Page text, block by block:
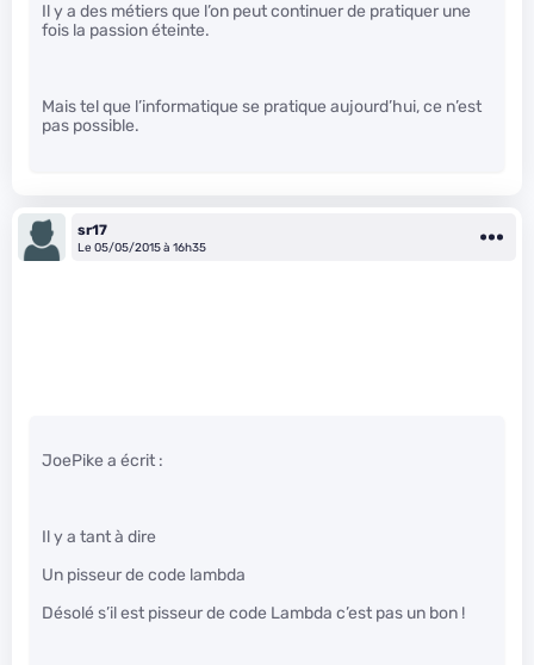
Il y a des métiers que l’on peut continuer de pratiquer une
fois la passion éteinte.
Mais tel que l’informatique se pratique aujourd’hui, ce n’est
pas possible.
sr17
Le 05/05/2015 à 16h35
JoePike a écrit :
Il y a tant à dire
Un pisseur de code lambda
Désolé s’il est pisseur de code Lambda c’est pas un bon !